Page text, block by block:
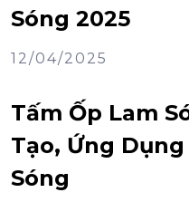
Sóng 2025
12/04/2025
Tấm Ốp Lam
Tạo, Ứng
Sóng